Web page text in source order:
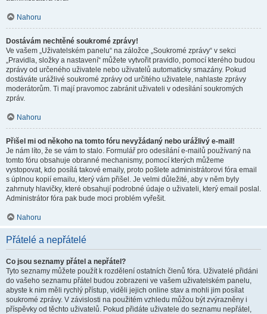
Nahoru
Dostávám nechtěné soukromé zprávy!
Ve vašem „Uživatelském panelu“ na záložce „Soukromé zprávy“ v sekci
„Pravidla, složky a nastavení“ můžete vytvořit pravidlo, pomocí kterého budou
zprávy od určeného uživatele nebo uživatelů automaticky smazány. Pokud
dostáváte urážlivé soukromé zprávy od určitého uživatele, nahlaste zprávy
moderátorům. Ti mají pravomoc zabránit uživateli v odesílání soukromých
zpráv.
Nahoru
Přišel mi od někoho na tomto fóru nevyžádaný nebo urážlivý e-mail!
Je nám líto, že se vám to stalo. Formulář pro odesílání e-mailů používaný na
tomto fóru obsahuje obranné mechanismy, pomocí kterých můžeme
vystopovat, kdo posílá takové emaily, proto pošlete administrátorovi fóra email
s úplnou kopií emailu, který vám přišel. Je velmi důležité, aby v něm byly
zahrnuty hlavičky, které obsahují podrobné údaje o uživateli, který email poslal.
Administrátor fóra pak bude moci problém vyřešit.
Nahoru
Přátelé a nepřátelé
Co jsou seznamy přátel a nepřátel?
Tyto seznamy můžete použít k rozdělení ostatních členů fóra. Uživatelé přidáni
do vašeho seznamu přátel budou zobrazeni ve vašem uživatelském panelu,
abyste k nim měli rychlý přístup, viděli jejich online stav a mohli jim posílat
soukromé zprávy. V závislosti na použitém vzhledu můžou být zvýrazněny i
příspěvky od těchto uživatelů. Pokud přidáte uživatele do seznamu nepřátel,